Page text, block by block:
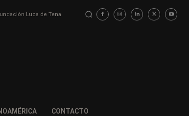
Luca de Tena
CONTACTO